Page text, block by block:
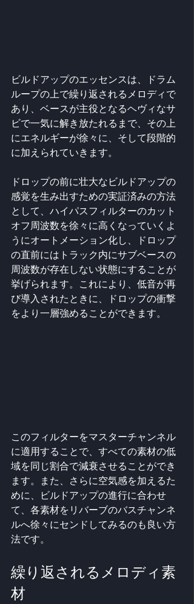
ビルドアップのエッセンスは、ドラム
ループの上で繰り返されるメロディで
あり、ベースが主役となるヘヴィなサ
ビで一気に解き放たれるまで、その上
にエネルギーが徐々に、そして段階的
に加えられていきます。
ドロップの前に壮大なビルドアップの
感覚を生み出すための実証済みの方法
として、ハイパスフィルターのカット
オフ周波数を徐々に高くなっていくよ
うにオートメーション化し、ドロップ
の直前にはトラック内にサブベースの
周波数が存在しない状態にすることが
挙げられます。これにより、低音が再
び導入されたときに、ドロップの衝撃
をより一層強めることができます。
このフィルターをマスターチャンネル
に適用することで、すべての素材の低
域を同じ割合で減衰させることができ
ます。また、さらに空気感を加えるた
めに、ビルドアップの進行に合わせ
て、各素材をリバーブのバスチャンネ
ルへ徐々にセンドしてみるのも良い方
法です。
繰り返されるメロディ素
材